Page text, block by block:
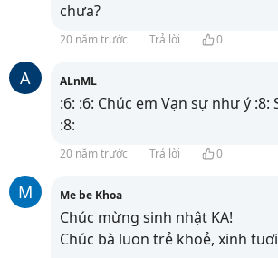
chưa?
20 năm trước Trả lời 0
A ALnML
:6: :6: Chúc em Vạn sự như ý :8:
:8:
20 năm trước Trả lời 0
M Me be Khoa
Chúc mừng sinh nhật KA!
Chúc bà luon trẻ khoẻ, xinh